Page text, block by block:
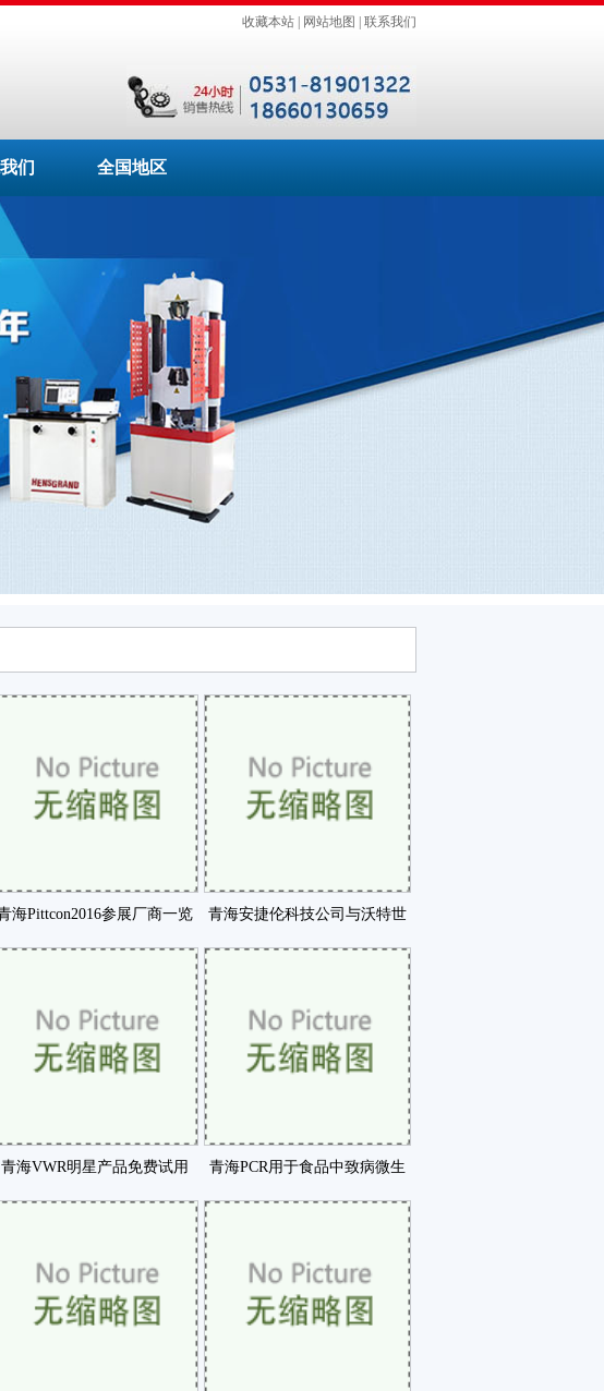
收藏本站 网站地图 联系我们
们 全国地区
海Pittcon2016参展厂商一览 青海安捷伦科技公司与沃特世
青海VWR明星产品免费试用 青海PCR用于食品中致病微生